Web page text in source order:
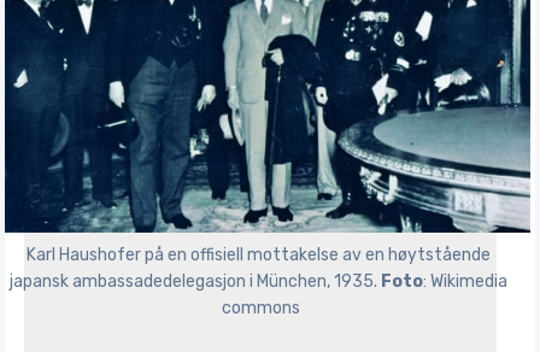
Karl Haushofer på en offisiell mottakelse av en høytstående
japansk ambassadedelegasjon i München, 1935. Foto: Wikimedia
commons